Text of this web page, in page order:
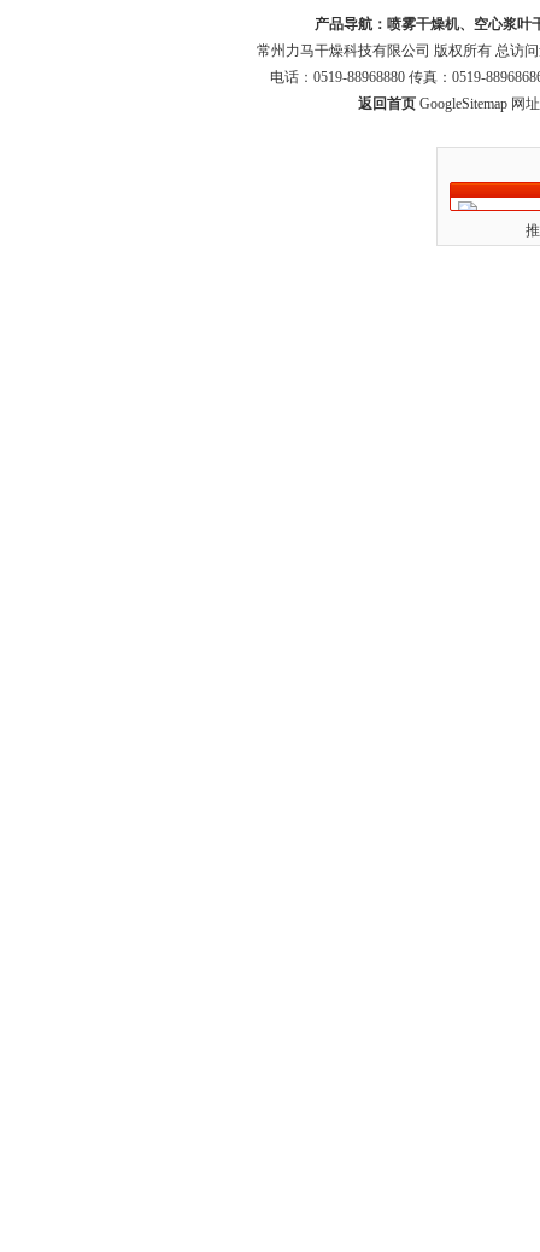
产品导航： 喷雾干燥机、空心浆叶
常州力马干燥科技有限公司 版权所有 总访
电话：0519-88968880 传真：0519-
返回首页 GoogleSitemap网址